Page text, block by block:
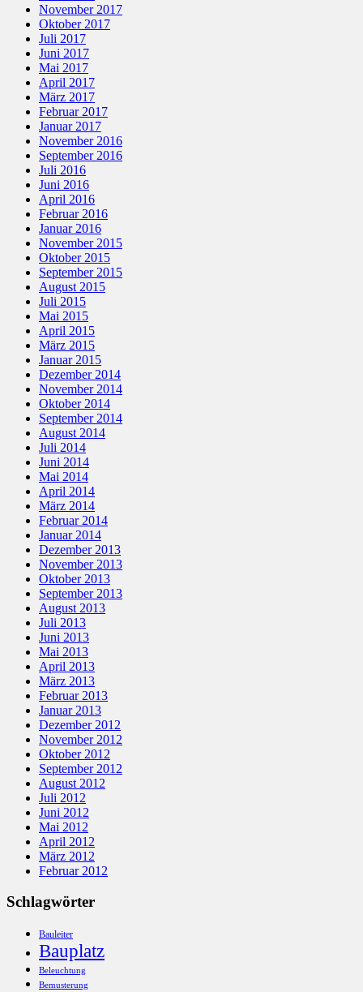
November 2017
Oktober 2017
Juli 2017
Juni 2017
Mai 2017
April 2017
März 2017
Februar 2017
Januar 2017
November 2016
September 2016
Juli 2016
Juni 2016
April 2016
Februar 2016
Januar 2016
November 2015
Oktober 2015
September 2015
August 2015
Juli 2015
Mai 2015
April 2015
März 2015
Januar 2015
Dezember 2014
November 2014
Oktober 2014
September 2014
August 2014
Juli 2014
Juni 2014
Mai 2014
April 2014
März 2014
Februar 2014
Januar 2014
Dezember 2013
November 2013
Oktober 2013
September 2013
August 2013
Juli 2013
Juni 2013
Mai 2013
April 2013
März 2013
Februar 2013
Januar 2013
Dezember 2012
November 2012
Oktober 2012
September 2012
August 2012
Juli 2012
Juni 2012
Mai 2012
April 2012
März 2012
Februar 2012
Schlagwörter
Bauleiter
Bauplatz
Beleuchtung
Bemusterung